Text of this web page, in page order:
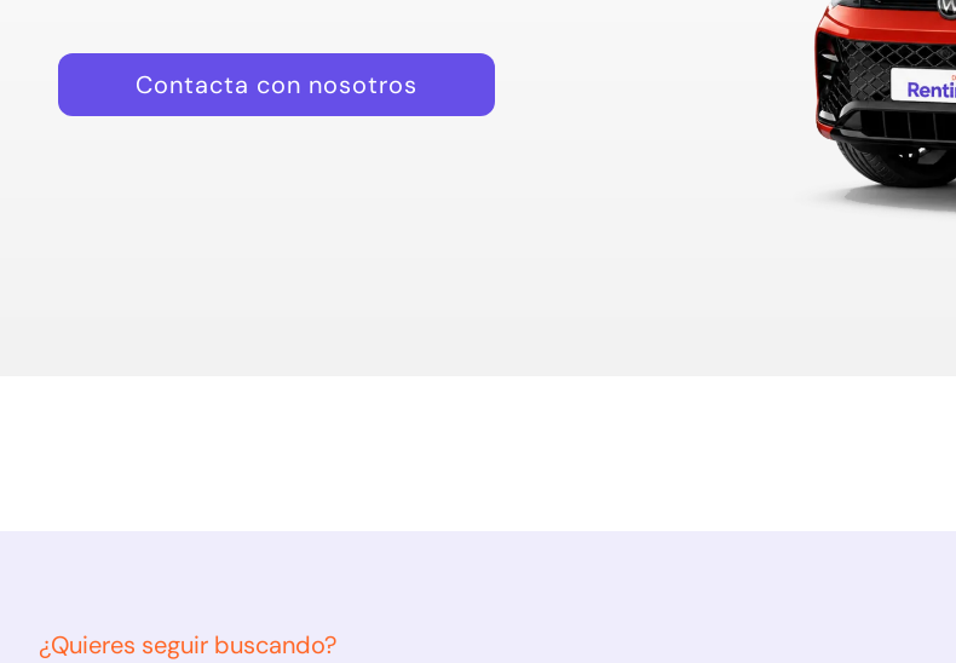
Contacta con nosotros
¿Quieres seguir buscando?